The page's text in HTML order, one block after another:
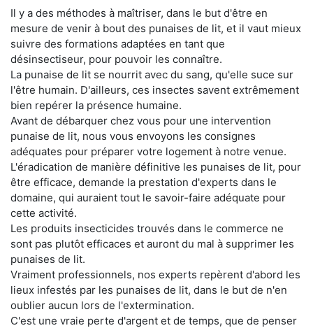
Il y a des méthodes à maîtriser, dans le but d'être en
mesure de venir à bout des punaises de lit, et il vaut mieux
suivre des formations adaptées en tant que
désinsectiseur, pour pouvoir les connaître.
La punaise de lit se nourrit avec du sang, qu'elle suce sur
l'être humain. D'ailleurs, ces insectes savent extrêmement
bien repérer la présence humaine.
Avant de débarquer chez vous pour une intervention
punaise de lit, nous vous envoyons les consignes
adéquates pour préparer votre logement à notre venue.
L'éradication de manière définitive les punaises de lit, pour
être efficace, demande la prestation d'experts dans le
domaine, qui auraient tout le savoir-faire adéquate pour
cette activité.
Les produits insecticides trouvés dans le commerce ne
sont pas plutôt efficaces et auront du mal à supprimer les
punaises de lit.
Vraiment professionnels, nos experts repèrent d'abord les
lieux infestés par les punaises de lit, dans le but de n'en
oublier aucun lors de l'extermination.
C'est une vraie perte d'argent et de temps, que de penser